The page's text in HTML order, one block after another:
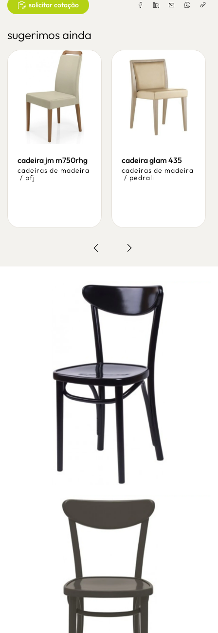
solicitar cotação
sugerimos ainda
cadeira jm m750rhg
cadeiras de madeira
/ pfj
cadeira glam 435
cadeiras de madeira
/ pedrali